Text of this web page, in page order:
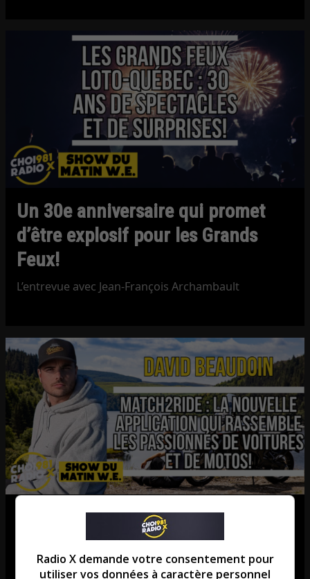
Un 30e anniversaire qui promet
d’être explosif pour les Grands
Feux!
L’entrevue avec Jean-François Archambault
Match2Ride : l’application qui
révolutionne les rassemblements
de voitures et de motos!
Radio X demande votre consentement pour
utiliser vos données à caractère personnel